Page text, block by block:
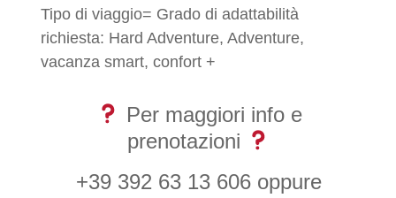
Tipo di viaggio= Grado di adattabilità
richiesta: Hard Adventure, Adventure,
vacanza smart, confort +
Per maggiori info e
prenotazioni
+39 392 63 13 606 oppure